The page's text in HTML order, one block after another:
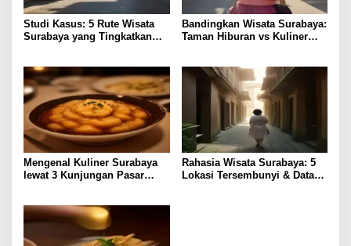
Studi Kasus: 5 Rute Wisata
Surabaya yang Tingkatkan
Bandingkan Wisata Surabaya:
Taman Hiburan vs Kuliner
Mengenal Kuliner Surabaya
lewat 3 Kunjungan Pasar
Rahasia Wisata Surabaya: 5
Lokasi Tersembunyi & Data